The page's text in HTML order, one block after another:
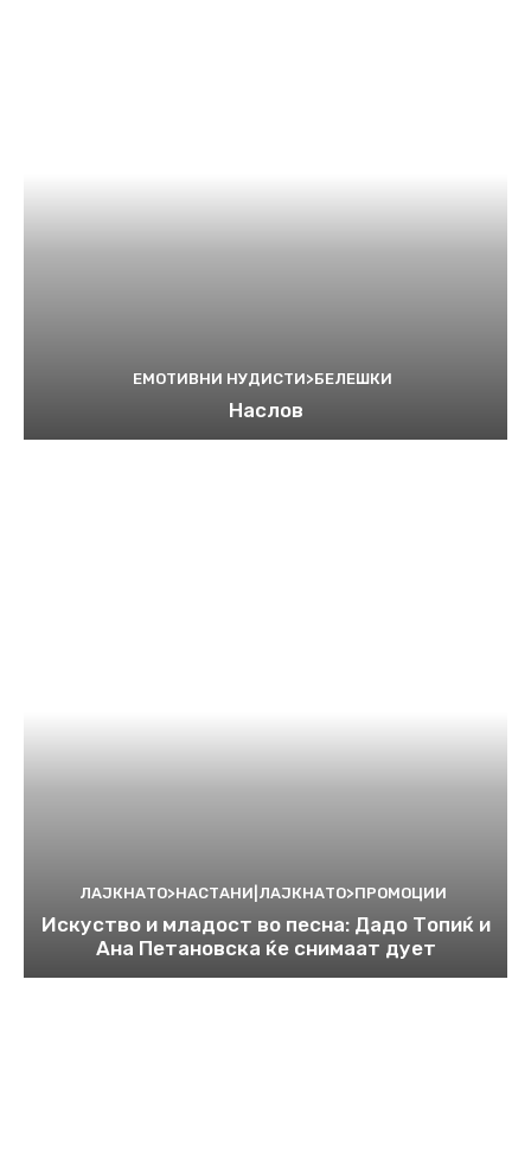
ЕМОТИВНИ НУДИСТИ>БЕЛЕШКИ
Наслов
ЛАЈКНАТО>НАСТАНИ|ЛАЈКНАТО>ПРОМОЦИИ
Искуство и младост во песна: Дадо Топиќ и
Ана Петановска ќе снимаат дует